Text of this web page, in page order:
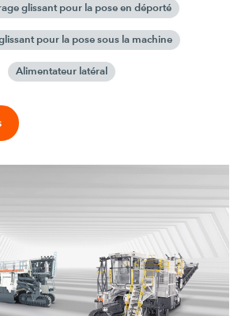
glissant pour la pose en déporté
pour la pose sous la machine
Alimentateur latéral